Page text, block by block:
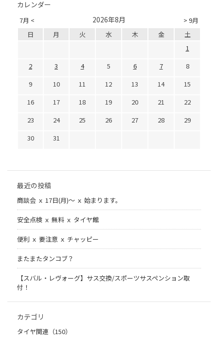
カレンダー
7月 < > 9月
2026年8月
日 月 火 水 木 金
土
1
2
3 4 5 6 7
8
9
10 11 12 13 14
15
16
17 18 19 20 21
22
23
24 25 26 27 28
29
30
31
最近の投稿
商談会 ｘ 17日(月)～ ｘ 始まります。
安全点検 ｘ 無料 ｘ タイヤ館
便利 ｘ 要注意 ｘ チャッピー
またまたタンコブ？
【スバル・レヴォーグ】サス交換/スポーツサスペンション取
付！
カテゴリ
タイヤ関連（150）